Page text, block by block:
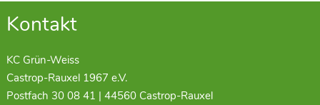
Kontakt
KC Grün-Weiss
Castrop-Rauxel 1967 e.V.
Postfach 30 08 41 | 44560 Castrop-Rauxel